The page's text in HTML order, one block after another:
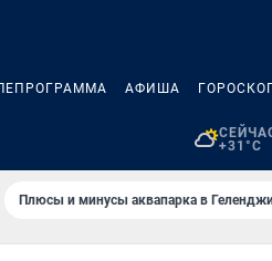
АФИША
+31°C
Плюсы и минусы аквапарка в